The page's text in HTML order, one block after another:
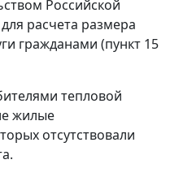
Российской
расчета размера
гражданами (пункт 15
тепловой
жилые
отсутствовали